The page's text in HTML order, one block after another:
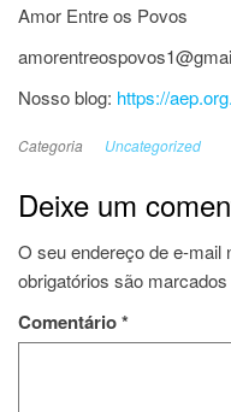
Amor Entre os Povos
Nosso blog: https://
Categoria Uncategorized
Deixe um
O seu endereço de e-mail
obrigatórios são
Comentário*